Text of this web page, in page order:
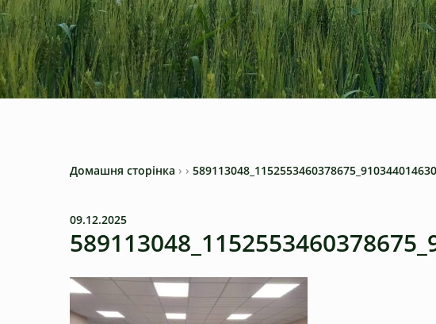
Домашня сторінка › ›
09.12.2025